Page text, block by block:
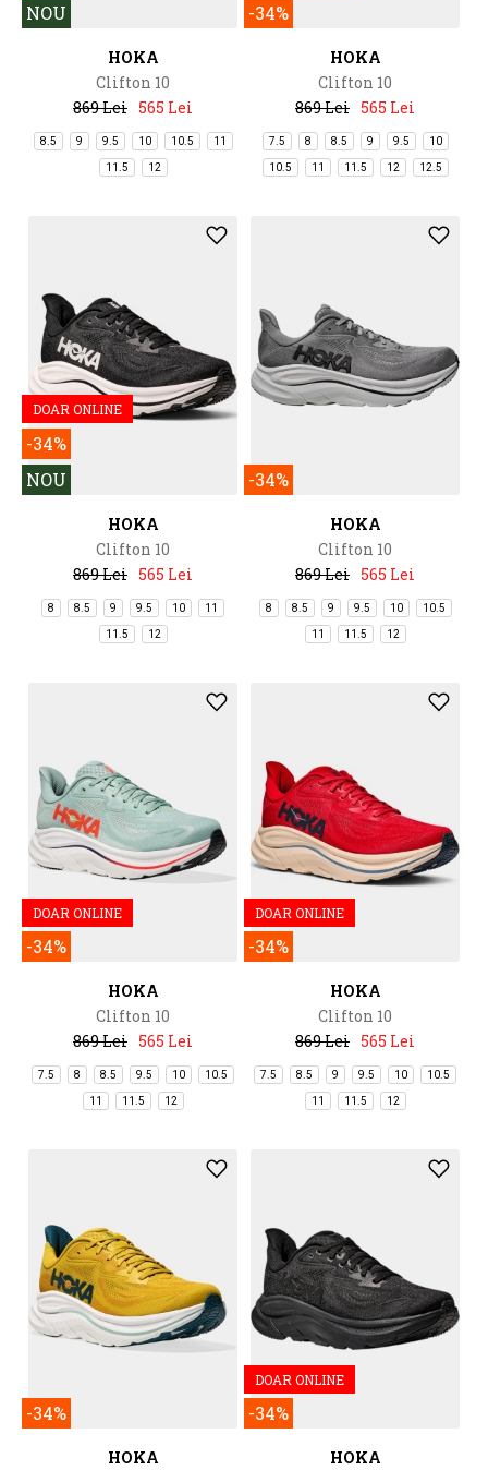
NOU
HOKA
Clifton 10
869 Lei 565 Lei
8.5 9 9.5 10 10.5 11
11.5 12
-34%
HOKA
Clifton 10
869 Lei 565 Lei
7.5 8 8.5 9 9.5 10
10.5 11 11.5 12 12.5
DOAR ONLINE
-34%
NOU
HOKA
Clifton 10
869 Lei 565 Lei
8 8.5 9 9.5 10 11
11.5 12
-34%
HOKA
Clifton 10
869 Lei 565 Lei
8 8.5 9 9.5 10 10.5
11 11.5 12
DOAR ONLINE
-34%
HOKA
Clifton 10
869 Lei 565 Lei
7.5 8 8.5 9.5 10 10.5
11 11.5 12
DOAR ONLINE
-34%
HOKA
Clifton 10
869 Lei 565 Lei
7.5 8.5 9 9.5 10 10.5
11 11.5 12
-34%
HOKA
DOAR ONLINE
-34%
HOKA